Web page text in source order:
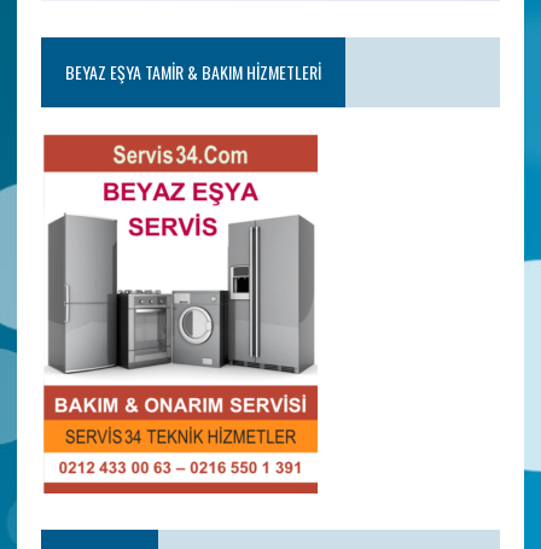
BEYAZ EŞYA TAMIR & BAKIM HIZMETLERI